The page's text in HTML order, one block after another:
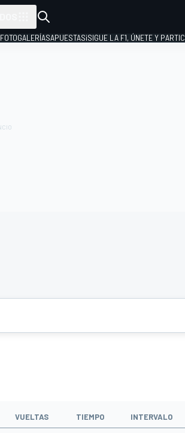
FOTOGALERÍASAPUESTAS¡SIGUE LA F1, ÚNETE Y
VUELTAS TIEMPO INTERVALO